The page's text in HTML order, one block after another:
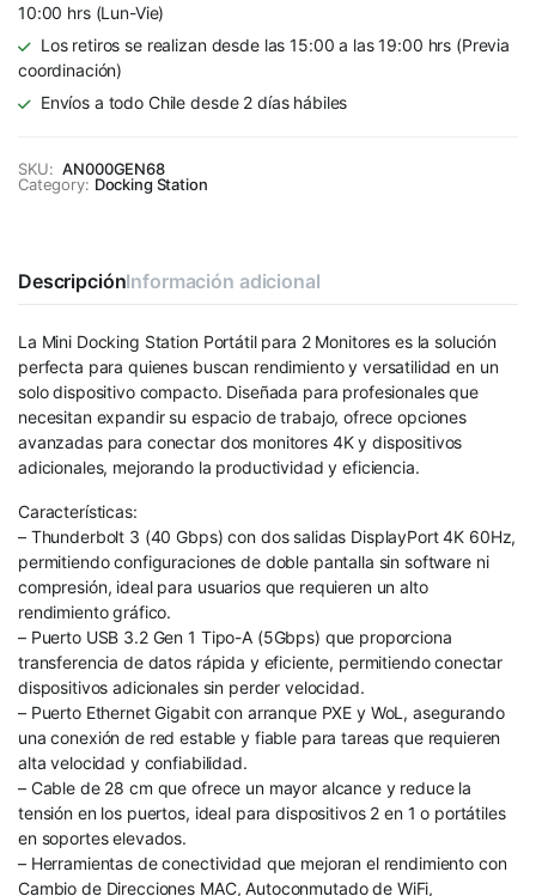
10:00 hrs (Lun-Vie)
Los retiros se realizan desde las 15:00 a las 19:00 hrs (Previa
coordinación)
Envíos a todo Chile desde 2 días hábiles
SKU: AN000GEN68
Category: Docking Station
DescripciónInformación adicional
La Mini Docking Station Portátil para 2 Monitores es la solución
perfecta para quienes buscan rendimiento y versatilidad en un
solo dispositivo compacto. Diseñada para profesionales que
necesitan expandir su espacio de trabajo, ofrece opciones
avanzadas para conectar dos monitores 4K y dispositivos
adicionales, mejorando la productividad y eficiencia.
Características:
– Thunderbolt 3 (40 Gbps) con dos salidas DisplayPort 4K 60Hz,
permitiendo configuraciones de doble pantalla sin software ni
compresión, ideal para usuarios que requieren un alto
rendimiento gráfico.
– Puerto USB 3.2 Gen 1 Tipo-A (5Gbps) que proporciona
transferencia de datos rápida y eficiente, permitiendo conectar
dispositivos adicionales sin perder velocidad.
– Puerto Ethernet Gigabit con arranque PXE y WoL, asegurando
una conexión de red estable y fiable para tareas que requieren
alta velocidad y confiabilidad.
– Cable de 28 cm que ofrece un mayor alcance y reduce la
tensión en los puertos, ideal para dispositivos 2 en 1 o portátiles
en soportes elevados.
– Herramientas de conectividad que mejoran el rendimiento con
Cambio de Direcciones MAC, Autoconmutado de WiFi,